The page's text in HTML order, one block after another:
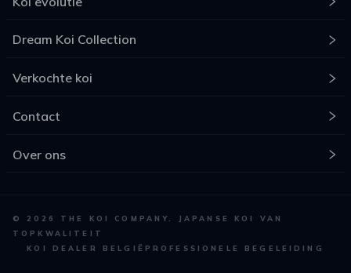
Dream Koi Collection
Verkochte koi
Contact
Over ons
© 2026
THE KOI COMPANY. JAPANSE KOI VAN
TOPKWALITEIT
KOI DEALER BELGIË PROFESSIONELE BEGELEIDING